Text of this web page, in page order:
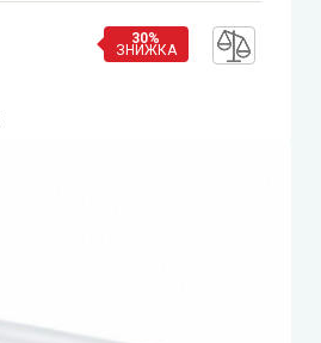
30%
ЗНИЖКА